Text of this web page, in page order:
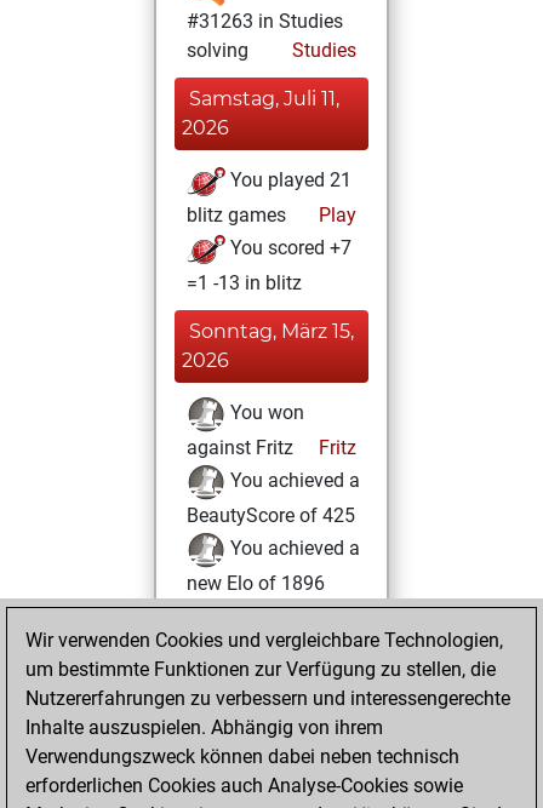
#31263 in Studies
solving
Studies
Samstag, Juli 11,
2026
You played 21
blitz games
Play
You scored +7
=1 -13 in blitz
Sonntag, März 15,
2026
You won
against Fritz
Fritz
You achieved a
BeautyScore of 425
You achieved a
new Elo of 1896
Donnerstag,
September 5,
2024
You created
your Studies account
Wir verwenden Cookies und vergleichbare Technologien,
um bestimmte Funktionen zur Verfügung zu stellen, die
Nutzererfahrungen zu verbessern und interessengerechte
Inhalte auszuspielen. Abhängig von ihrem
Verwendungszweck können dabei neben technisch
erforderlichen Cookies auch Analyse-Cookies sowie